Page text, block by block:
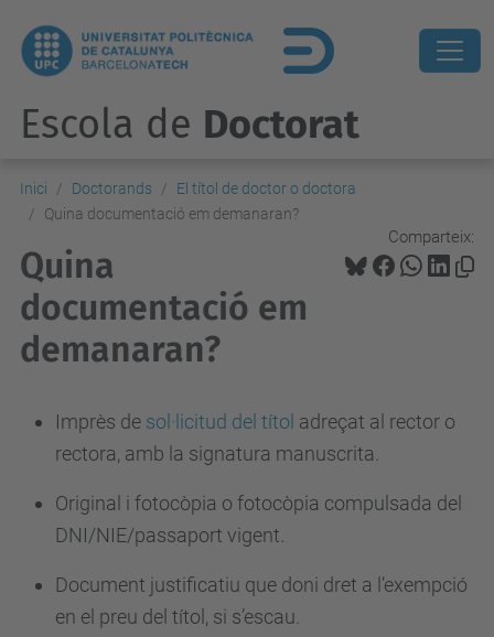
Escola de Doctorat
Inici Doctorands
El títol de doctor o doctora
Quina documentació em demanaran?
Comparteix:
Quina
documentació em
demanaran?
Imprès de sol·licitud del títol adreçat al rector o
rectora, amb la signatura manuscrita.
Original i fotocòpia o fotocòpia compulsada del
DNI/NIE/passaport vigent.
Document justificatiu que doni dret a l’exempció
en el preu del títol, si s’escau.